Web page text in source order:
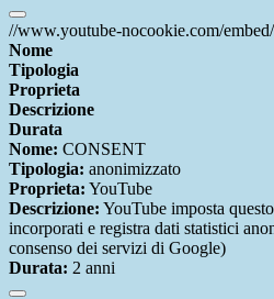
//www.youtube-nocookie.com/
Nome
Tipologia
Proprieta
Descrizione
Durata
Nome: CONSENT
Tipologia: anonimizzato
Proprieta: YouTube
Descrizione: YouTube imposta
incorporati e registra dati statistici
consenso dei servizi di Google)
Durata: 2 anni